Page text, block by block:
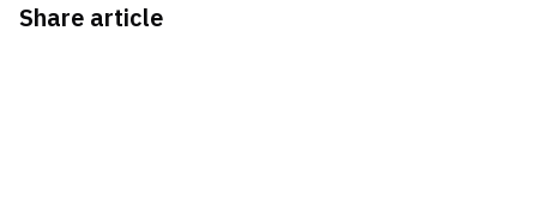
Share article